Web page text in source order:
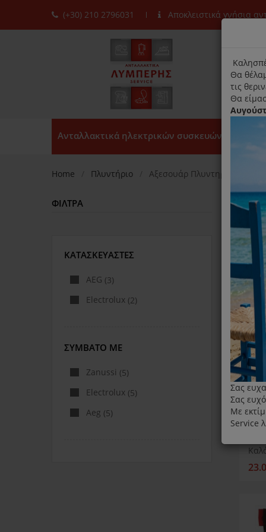
(+30) 210 2796031 Αποκλειστικά γνήσια
Ανταλλακτικά ηλεκτρικών συσκευών
Home Πλυντήριο Αξεσουάρ Πλυντηρίου
ΦΊΛΤΡΑ
ΚΑΤΑΣΚΕΥΑΣΤΈΣ
AEG (3)
Electrolux (2)
ΣΥΜΒΑΤΌ ΜΕ
Zanussi (5)
Electrolux (5)
Aeg (5)
title
Θα
τις
Θα
Σας
Σας
Με
Service